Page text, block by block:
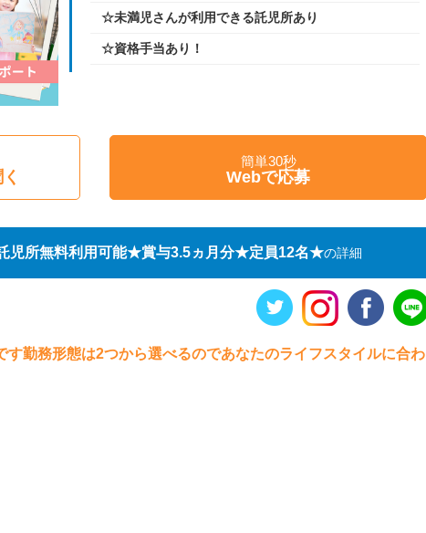
☆未満児さんが利用できる託児所あり
☆資格手当あり！
簡単30秒
Webで応募
児所無料利用可能★賞与3.5ヵ月分★定員12名★の詳細
す勤務形態は2つから選べるのであなたのライフスタイルに合わ